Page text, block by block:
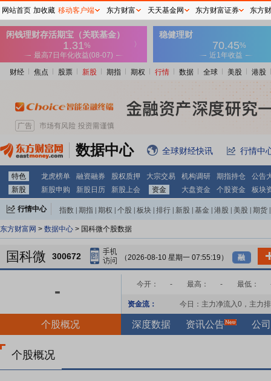
财经 焦点 股票 新股 期指 期权 行情 数据 全球 美股 港股
数据中心 全球财经快讯 行情中
特色 龙虎榜单 融资融券 股权质押 大宗交易 机构调研 期指持仓
公告
新股
新股申购 新股日历 新股上会 资金 大盘资金 个股资金 板块
行情中心 指数 期指 期权 个股 板块 排行 新股 基金 港股 美股 期货
东方财富网 > 数据中心 > 国科微个股数据
国科微 300672 （2026-08-10 星期一 07:55:19） 融
- 今开： - 最高： - 最低：
资金流： 今日：主力净流入0 ，主力
个股概况 深度数据 资讯公告 公
个股概况
网站首页 加收藏 移动客户端 东方财富 天天基金网 东方财富证券 东方